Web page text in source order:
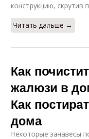
конструкцию, скрутив
Читать дальше →
Как
жалюзи в
Как
дома
Некоторые занавесы